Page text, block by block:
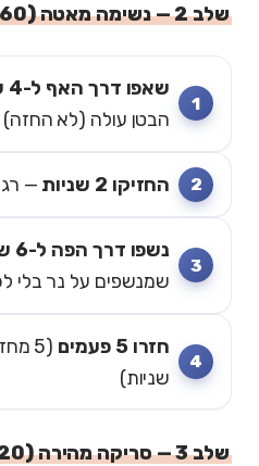
שלב 2 — נשימה מאטה (60 שניות)
שאפו דרך האף ל-4 שניות
הבטן עולה (לא החזה)
החזיקו 2 שניות —
נשפו דרך הפה ל-6 שניות
שמנשפים על נר בלי
חזרו 5 פעמים
שניות)
שלב 3 — סריקה מהירה (20 שניות)